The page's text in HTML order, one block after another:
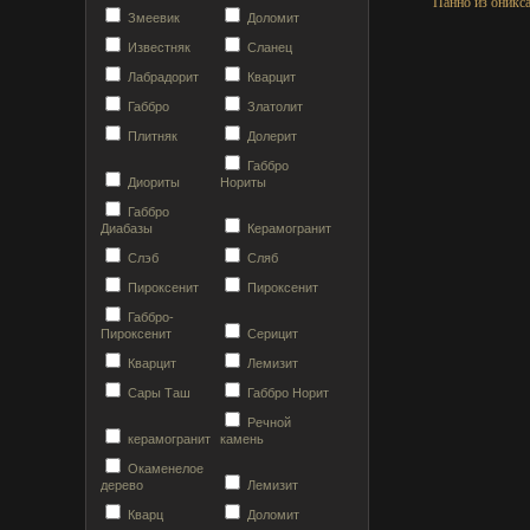
Змеевик Доломит
Известняк Сланец
Лабрадорит Кварцит
Габбро Златолит
Плитняк Долерит
Диориты
Габбро
Нориты
Габбро
Диабазы
Керамогранит
Слэб Сляб
Пироксенит Пироксенит
Габбро-
Пироксенит
Серицит
Кварцит Лемизит
Сары Таш Габбро Норит
керамогранит
Речной
камень
Окаменелое
дерево
Лемизит
Кварц Доломит